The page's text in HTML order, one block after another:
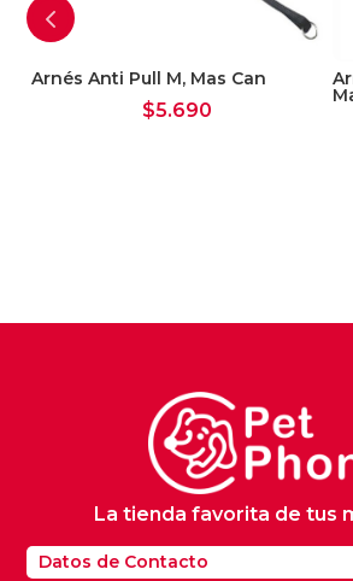
Arnés Anti Pull M, Mas Can
$5.690
Datos de Contacto
La tienda favorita de tus